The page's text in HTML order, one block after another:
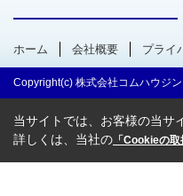
ホーム 会社概要 プライ
Copyright(c) 株式会社コムハウジ
当サイトでは、お客様の当サ
詳しくは、当社の 「Cookieの